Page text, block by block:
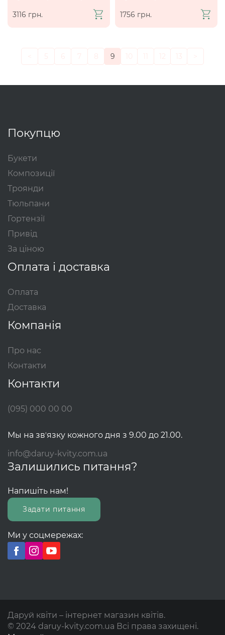
3116 грн. 1756 грн.
5 6 7 8 9 10 11 12 13
Покупцю
Букети
Композиції
Троянди
Тюльпани
Гортензії
Привід
За ціною
Оплата і доставка
Оплата
Доставка
Компанія
Про нас
Контакти
Контакти
(095) 000 00 00
Мы на звʼязку кожного дня з 9.00 до 21.00.
info@daruy-kvity.com.ua
Залишились питання?
Напишіть нам!
Задати питання
Ми у соцмережах:
Даруй квіти – інтернет магазин квітів.
© 2024 daruy-kvity.com.ua Всі права захищені.